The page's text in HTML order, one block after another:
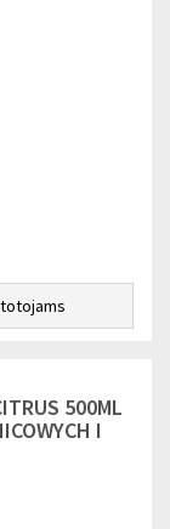
500ML
I